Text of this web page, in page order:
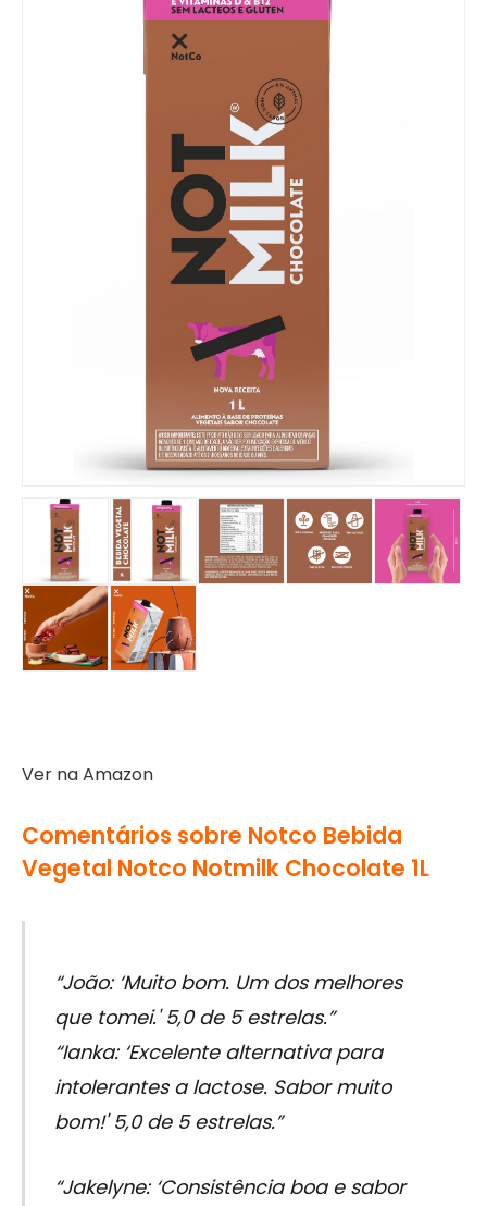
Ver na Amazon
Comentários sobre Notco Bebida
Vegetal Notco Notmilk Chocolate 1L
“João: ‘Muito bom. Um dos melhores
que tomei.' 5,0 de 5 estrelas.”
“Ianka: ‘Excelente alternativa para
intolerantes a lactose. Sabor muito
bom!' 5,0 de 5 estrelas.”
“Jakelyne: ‘Consistência boa e sabor